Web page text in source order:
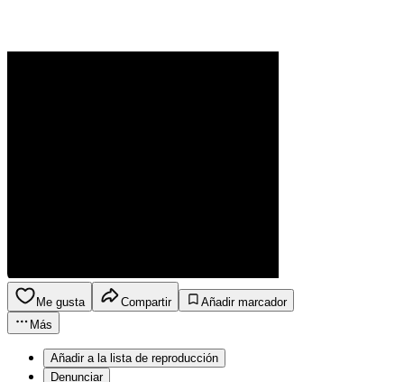
Me gusta Compartir
Añadir marcador
Más
Añadir a la lista de reproducción
Denunciar